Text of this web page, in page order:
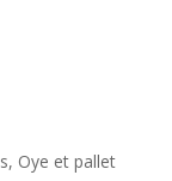
Oye et pallet